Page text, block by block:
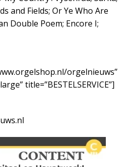
and Fields; Or Ye Who Are
Double Poem; Encore I;
orgelnieuws”
title=”BESTELSERVICE”]